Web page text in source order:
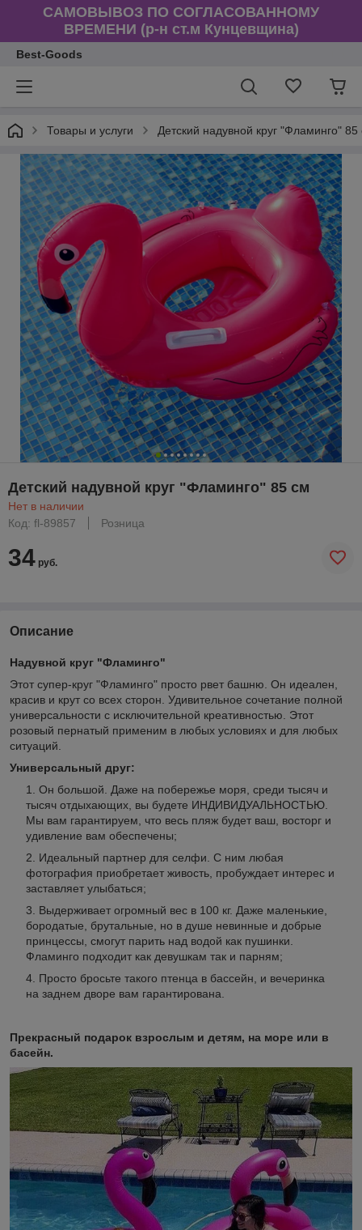
САМОВЫВОЗ ПО СОГЛАСОВАННОМУ
ВРЕМЕНИ (р-н ст.м Кунцевщина)
Best-Goods
Товары и услуги Детский надувной круг "Фламинго" 85
Детский надувной круг "Фламинго" 85 см
Нет в наличии
Код: fl-89857
Розница
34 руб.
Описание
Надувной круг "Фламинго"
Этот супер-круг "Фламинго" просто рвет башню. Он идеален,
красив и крут со всех сторон. Удивительное сочетание полной
универсальности с исключительной креативностью. Этот
розовый пернатый применим в любых условиях и для любых
ситуаций.
Универсальный друг:
Он большой. Даже на побережье моря, среди тысяч и
тысяч отдыхающих, вы будете ИНДИВИДУАЛЬНОСТЬЮ.
Мы вам гарантируем, что весь пляж будет ваш, восторг и
удивление вам обеспечены;
Идеальный партнер для селфи. С ним любая
фотография приобретает живость, пробуждает интерес и
заставляет улыбаться;
Выдерживает огромный вес в 100 кг. Даже маленькие,
бородатые, брутальные, но в душе невинные и добрые
принцессы, смогут парить над водой как пушинки.
Фламинго подходит как девушкам так и парням;
Просто бросьте такого птенца в бассейн, и вечеринка
на заднем дворе вам гарантирована.
Прекрасный подарок взрослым и детям, на море или в
басейн.